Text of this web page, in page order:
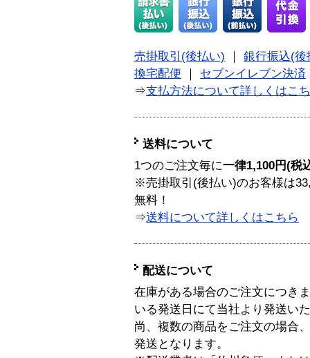
売掛取引(後払い)
銀行振込(後
換宅配便
セブンイレブン決済
⇒支払方法について詳しくはこ
送料について
1つのご注文毎に一律1,100円(税
※売掛取引(後払い)のお客様は
無料！
⇒送料について詳しくはこちら
配送について
在庫がある場合のご注文につき
いる発送日にて当社より発送い
尚、複数の商品をご注文の場合
発送となります。